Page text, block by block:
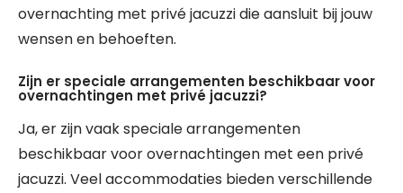
overnachting met privé jacuzzi die aansluit bij jouw
wensen en behoeften.
Zijn er speciale arrangementen beschikbaar voor
overnachtingen met privé jacuzzi?
Ja, er zijn vaak speciale arrangementen
beschikbaar voor overnachtingen met een privé
jacuzzi. Veel accommodaties bieden verschillende